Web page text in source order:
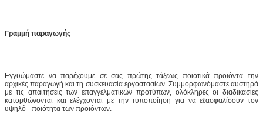
Γραμμή παραγωγής
Εγγυώμαστε να παρέχουμε σε σας πρώτης τάξεως ποιοτικά προϊόντα την
αρχικές παραγωγή και τη συσκευασία εργοστασίων. Συμμορφωνόμαστε αυστηρά
με τις απαιτήσεις των επαγγελματικών προτύπων, ολόκληρες οι διαδικασίες
κατορθώνονται και ελέγχονται με την τυποποίηση για να εξασφαλίσουν τον
υψηλό - ποιότητα των προϊόντων.